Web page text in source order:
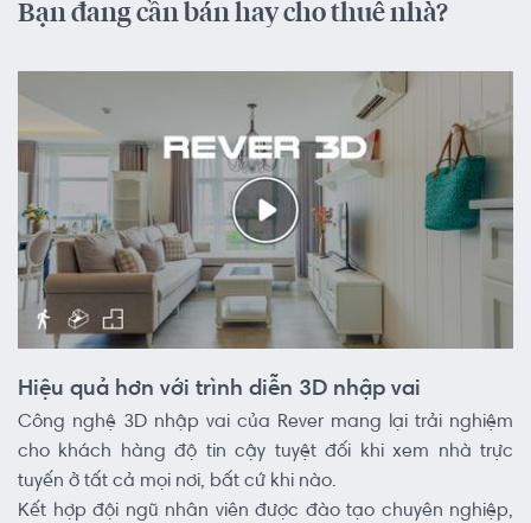
Bạn đang cần bán hay cho thuê nhà?
Hiệu quả hơn với trình diễn 3D nhập vai
Công nghệ 3D nhập vai của Rever mang lại trải nghiệm
cho khách hàng độ tin cậy tuyệt đối khi xem nhà trực
tuyến ở tất cả mọi nơi, bất cứ khi nào.
Kết hợp đội ngũ nhân viên được đào tạo chuyên nghiệp,